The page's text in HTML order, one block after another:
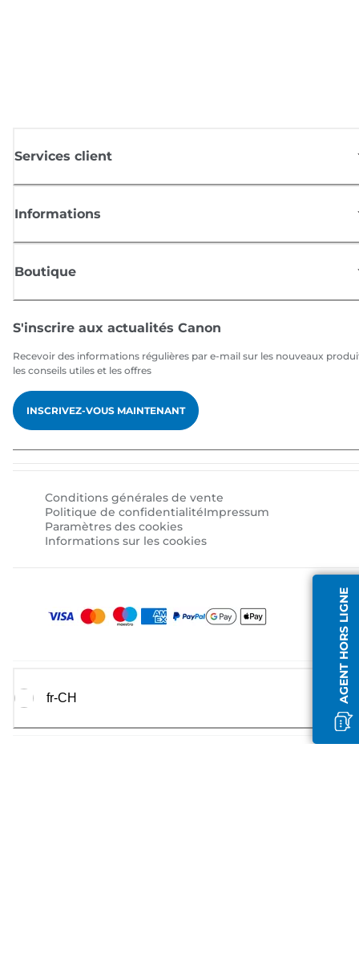
AGENT HORS LIGNE
Services client
Informations
Boutique
S'inscrire aux actualités Canon
Recevoir des informations régulières par e-mail sur les nouveaux
les conseils utiles et les offres
INSCRIVEZ-VOUS MAINTENANT
Conditions générales de vente
Politique de confidentialitéImpressum
Paramètres des cookies
Informations sur les cookies
fr-CH